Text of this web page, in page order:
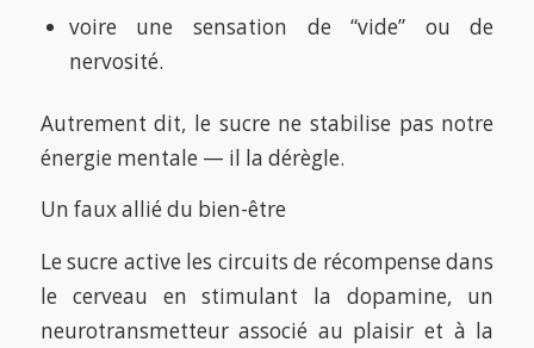
voire une sensation de “vide” ou de
nervosité.
Autrement dit, le sucre ne stabilise pas notre
énergie mentale — il la dérègle.
Un faux allié du bien-être
Le sucre active les circuits de récompense dans
le cerveau en stimulant la dopamine, un
neurotransmetteur associé au plaisir et à la